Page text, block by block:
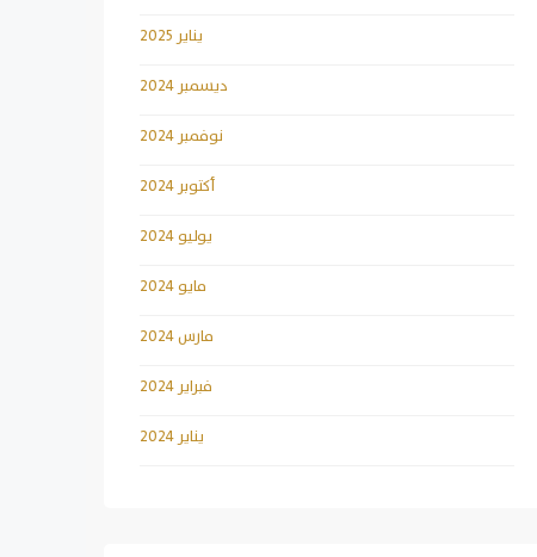
يناير 2025
ديسمبر 2024
نوفمبر 2024
أكتوبر 2024
يوليو 2024
مايو 2024
مارس 2024
فبراير 2024
يناير 2024